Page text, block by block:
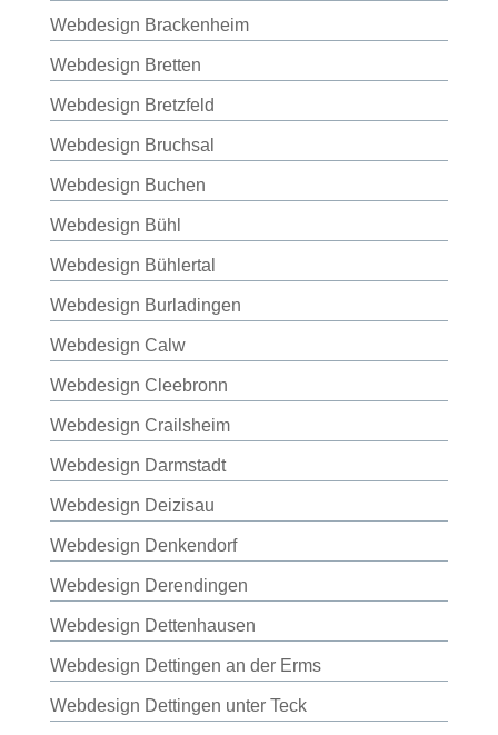
Webdesign Brackenheim
Webdesign Bretten
Webdesign Bretzfeld
Webdesign Bruchsal
Webdesign Buchen
Webdesign Bühl
Webdesign Bühlertal
Webdesign Burladingen
Webdesign Calw
Webdesign Cleebronn
Webdesign Crailsheim
Webdesign Darmstadt
Webdesign Deizisau
Webdesign Denkendorf
Webdesign Derendingen
Webdesign Dettenhausen
Webdesign Dettingen an der Erms
Webdesign Dettingen unter Teck